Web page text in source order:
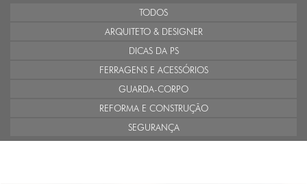
TODOS
ARQUITETO & DESIGNER
DICAS DA PS
FERRAGENS E ACESSÓRIOS
GUARDA-CORPO
REFORMA E CONSTRUÇÃO
SEGURANÇA